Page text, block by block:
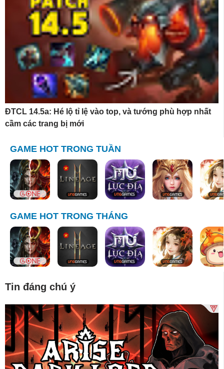
ĐTCL 14.5a: Hé lộ tỉ lệ vào top, và tướng phù hợp nhất
cầm các trang bị mới
GAME HOT TRONG TUẦN
GAME HOT TRONG THÁNG
Tin đáng chú ý